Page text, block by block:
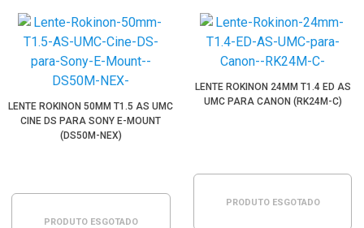
LENTE ROKINON 50MM T1.5 AS UMC
CINE DS PARA SONY E-MOUNT
(DS50M-NEX)
PRODUTO ESGOTADO
LENTE ROKINON 24MM T1.4 ED AS
UMC PARA CANON (RK24M-C)
PRODUTO ESGOTADO